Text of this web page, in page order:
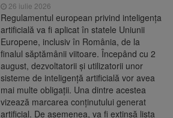
26 iulie 2026
Regulamentul european privind inteligența
artificială va fi aplicat în statele Uniunii
Europene, inclusiv în România, de la
finalul săptămânii viitoare. Începând cu 2
august, dezvoltatorii și utilizatorii unor
sisteme de inteligență artificială vor avea
mai multe obligații. Una dintre acestea
vizează marcarea conținutului generat
artificial. De asemenea, va fi extinsă lista